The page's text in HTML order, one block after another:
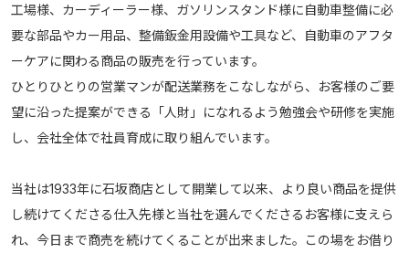
工場様、カーディーラー様、ガソリンスタンド様に自動車整備に必
要な部品やカー用品、整備鈑金用設備や工具など、自動車のアフタ
ーケアに関わる商品の販売を行っています。
ひとりひとりの営業マンが配送業務をこなしながら、お客様のご要
望に沿った提案ができる「人財」になれるよう勉強会や研修を実施
し、会社全体で社員育成に取り組んでいます。
当社は1933年に石坂商店として開業して以来、より良い商品を提供
し続けてくださる仕入先様と当社を選んでくださるお客様に支えら
れ、今日まで商売を続けてくることが出来ました。この場をお借り